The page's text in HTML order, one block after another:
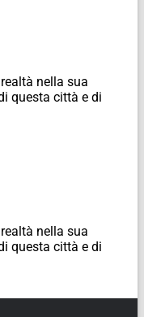
nella sua
questa città e di
nella sua
questa città e di